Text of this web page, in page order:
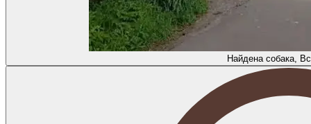
Найдена собака,